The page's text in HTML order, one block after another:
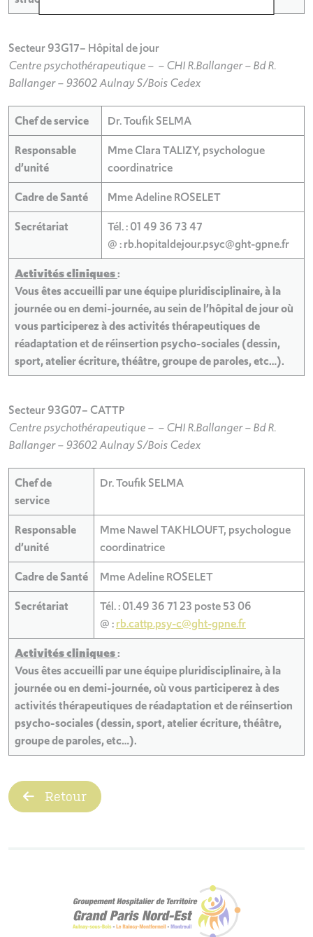
Secteur 93G17– Hôpital de jour
Centre psychothérapeutique – – CHI R.Ballanger – Bd R.
Ballanger – 93602 Aulnay S/Bois Cedex
Chef de service
Dr. Toufik SELMA
Responsable
d’unité
Mme Clara TALIZY, psychologue
coordinatrice
Cadre de Santé
Mme Adeline ROSELET
Secrétariat
Tél. : 01 49 36 73 47
@ : rb.hopitaldejour.psyc@ght-gpne.fr
Activités cliniques:
Vous êtes accueilli par une équipe pluridisciplinaire, à la
journée ou en demi-journée, au sein de l’hôpital de jour où
vous participerez à des activités thérapeutiques de
réadaptation et de réinsertion psycho-sociales (dessin,
sport, atelier écriture, théâtre, groupe de paroles, etc…).
Secteur 93G07– CATTP
Centre psychothérapeutique – – CHI R.Ballanger – Bd R.
Ballanger – 93602 Aulnay S/Bois Cedex
Chef de
service
Dr. Toufik SELMA
Responsable
d’unité
Mme Nawel TAKHLOUFT, psychologue
coordinatrice
Cadre de Santé
Mme Adeline ROSELET
Secrétariat
Tél. : 01.49 36 71 23 poste 53 06
@ :rb.cattp.psy-c@ght-gpne.fr
Activités cliniques:
Vous êtes accueilli par une équipe pluridisciplinaire, à la
journée ou en demi-journée, où vous participerez à des
activités thérapeutiques de réadaptation et de réinsertion
psycho-sociales (dessin, sport, atelier écriture, théâtre,
groupe de paroles, etc…).
Retour